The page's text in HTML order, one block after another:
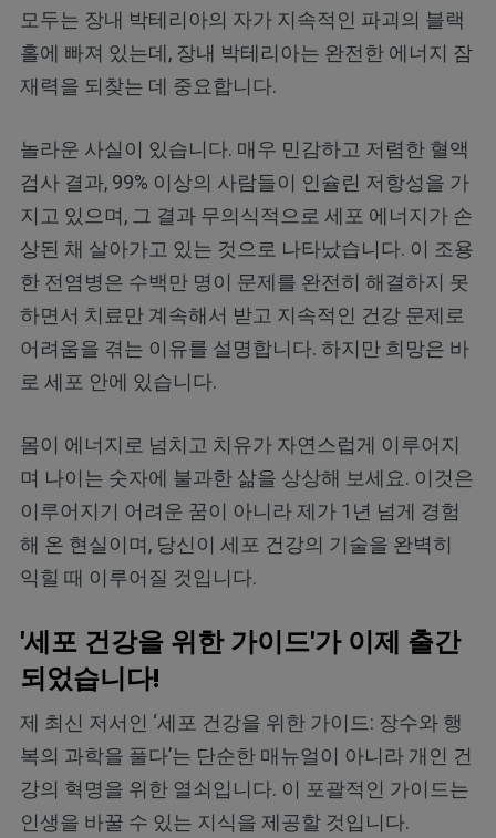
모두는 장내 박테리아의 자가 지속적인 파괴의 블랙
홀에 빠져 있는데, 장내 박테리아는 완전한 에너지 잠
재력을 되찾는 데 중요합니다.
놀라운 사실이 있습니다. 매우 민감하고 저렴한 혈액
검사 결과, 99% 이상의 사람들이 인슐린 저항성을 가
지고 있으며, 그 결과 무의식적으로 세포 에너지가 손
상된 채 살아가고 있는 것으로 나타났습니다. 이 조용
한 전염병은 수백만 명이 문제를 완전히 해결하지 못
하면서 치료만 계속해서 받고 지속적인 건강 문제로
어려움을 겪는 이유를 설명합니다. 하지만 희망은 바
로 세포 안에 있습니다.
몸이 에너지로 넘치고 치유가 자연스럽게 이루어지
며 나이는 숫자에 불과한 삶을 상상해 보세요. 이것은
이루어지기 어려운 꿈이 아니라 제가 1년 넘게 경험
해 온 현실이며, 당신이 세포 건강의 기술을 완벽히
익힐 때 이루어질 것입니다.
'세포 건강을 위한 가이드'가 이제 출간
되었습니다!
제 최신 저서인 ‘세포 건강을 위한 가이드: 장수와 행
복의 과학을 풀다’는 단순한 매뉴얼이 아니라 개인 건
강의 혁명을 위한 열쇠입니다. 이 포괄적인 가이드는
인생을 바꿀 수 있는 지식을 제공할 것입니다.